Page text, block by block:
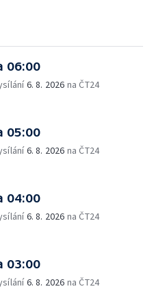
06:00
6. 8. 2026 na ČT24
05:00
6. 8. 2026 na ČT24
04:00
6. 8. 2026 na ČT24
03:00
6. 8. 2026 na ČT24